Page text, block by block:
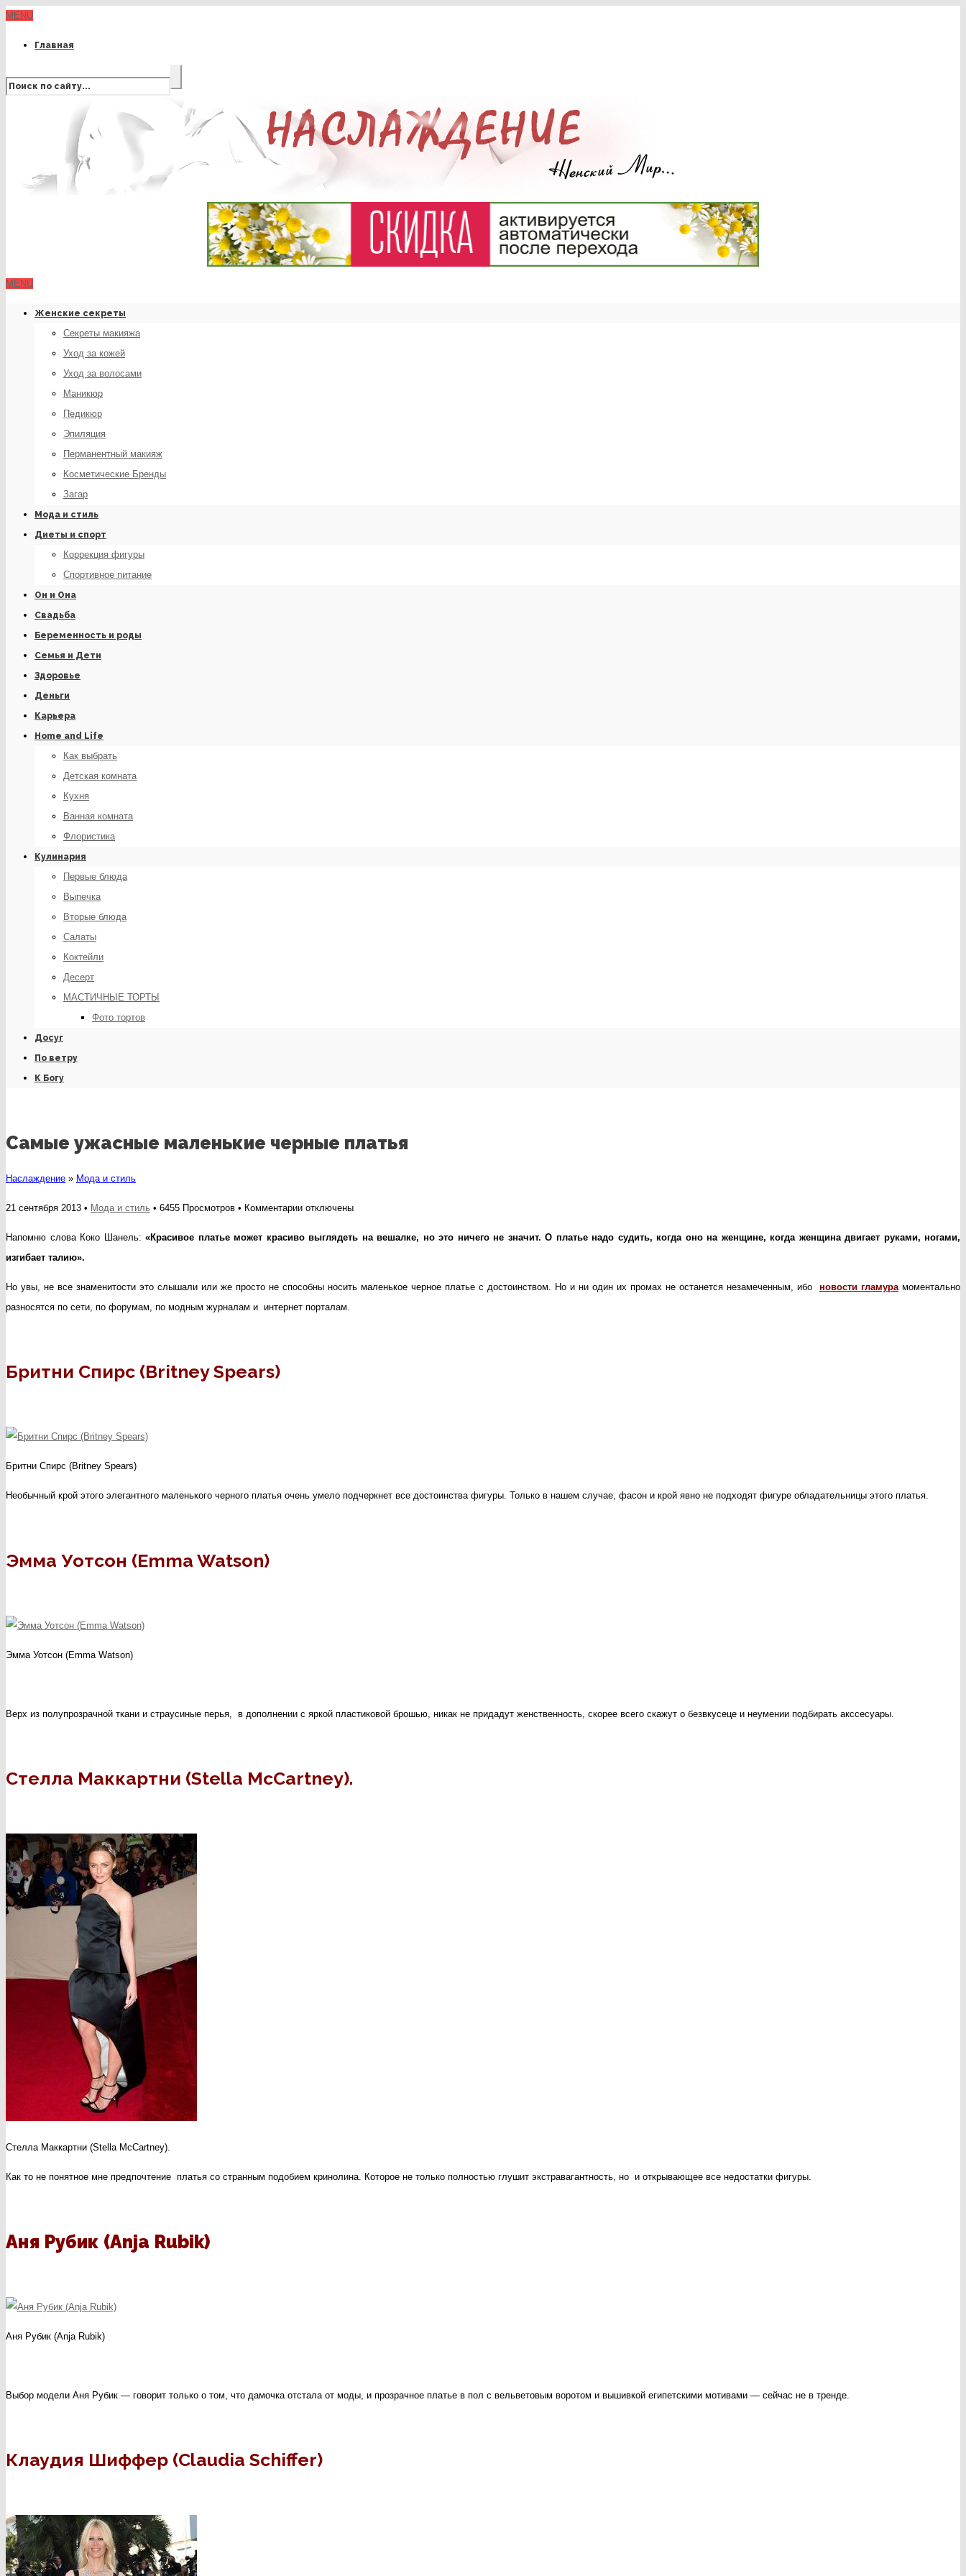
MENU
Главная
MENU
Женские секреты
Секреты макияжа
Уход за кожей
Уход за волосами
Маникюр
Педикюр
Эпиляция
Перманентный макияж
Косметические Бренды
Загар
Мода и стиль
Диеты и спорт
Коррекция фигуры
Спортивное питание
Он и Она
Свадьба
Беременность и роды
Семья и Дети
Здоровье
Деньги
Карьера
Home and Life
Как выбрать
Детская комната
Кухня
Ванная комната
Флористика
Кулинария
Первые блюда
Выпечка
Вторые блюда
Салаты
Коктейли
Десерт
МАСТИЧНЫЕ ТОРТЫ
Фото тортов
Досуг
По ветру
К Богу
Самые ужасные маленькие черные платья
Наслаждение » Мода и стиль
21 сентября 2013 • Мода и стиль • 6455 Просмотров • Комментариик
маленькие
черные
отключены
Напомню слова Коко Шанель: «Красивое платье может красиво выглядеть на вешалке, но это ничего не значит. О платье надо судить, когда оно на женщине, когда женщина двигает руками, ногами,
изгибает талию».
Но увы, не все знаменитости это слышали или же просто не способны носить маленькое черное платье с достоинством. Но и ни один их промах не останется незамеченным, ибо новости гламура моментально
разносятся по сети, по форумам, по модным журналам и интернет порталам.
Бритни Спирс (Britney Spears)
Бритни Спирс (Britney Spears)
Необычный крой этого элегантного маленького черного платья очень умело подчеркнет все достоинства фигуры. Только в нашем случае, фасон и крой явно не подходят фигуре обладательницы этого платья.
Эмма Уотсон (Emma Watson)
Эмма Уотсон (Emma Watson)
Верх из полупрозрачной ткани и страусиные перья, в дополнении с яркой пластиковой брошью, никак не придадут женственность, скорее всего скажут о безвкусеце и неумении подбирать акссесуары.
Стелла Маккартни (Stella McCartney).
Стелла Маккартни (Stella McCartney).
Как то не понятное мне предпочтение платья со странным подобием кринолина. Которое не только полностью глушит экстравагантность, но и открывающее все недостатки фигуры.
Аня Рубик (Anja Rubik)
Аня Рубик (Anja Rubik)
Выбор модели Аня Рубик — говорит только о том, что дамочка отстала от моды, и прозрачное платье в пол с вельветовым воротом и вышивкой египетскими мотивами — сейчас не в тренде.
Клаудия Шиффер (Claudia Schiffer)